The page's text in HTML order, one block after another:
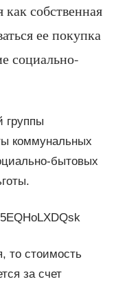
собственная
ее покупка
социально-
группы
коммунальных
бытовых
то стоимость
за счет